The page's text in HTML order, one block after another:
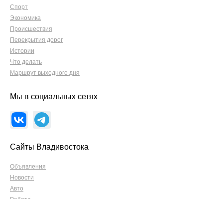
Спорт
Экономика
Происшествия
Перекрытия дорог
Истории
Что делать
Маршрут выходного дня
Мы в социальных сетях
Сайты Владивостока
Объявления
Новости
Авто